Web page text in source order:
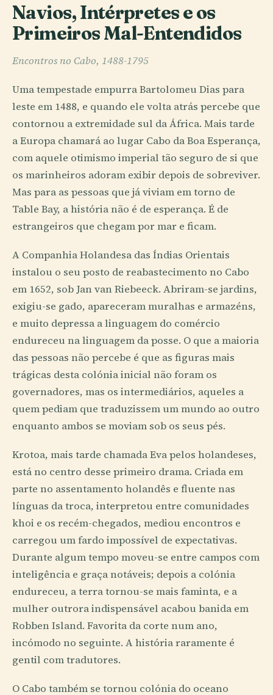
Navios, Intérpretes e os
Primeiros Mal-Entendidos
Encontros no Cabo, 1488-1795
Uma tempestade empurra Bartolomeu Dias para
leste em 1488, e quando ele volta atrás percebe que
contornou a extremidade sul da África. Mais tarde
a Europa chamará ao lugar Cabo da Boa Esperança,
com aquele otimismo imperial tão seguro de si que
os marinheiros adoram exibir depois de sobreviver.
Mas para as pessoas que já viviam em torno de
Table Bay, a história não é de esperança. É de
estrangeiros que chegam por mar e ficam.
A Companhia Holandesa das Índias Orientais
instalou o seu posto de reabastecimento no Cabo
em 1652, sob Jan van Riebeeck. Abriram-se jardins,
exigiu-se gado, apareceram muralhas e armazéns,
e muito depressa a linguagem do comércio
endureceu na linguagem da posse. O que a maioria
das pessoas não percebe é que as figuras mais
trágicas desta colónia inicial não foram os
governadores, mas os intermediários, aqueles a
quem pediam que traduzissem um mundo ao outro
enquanto ambos se moviam sob os seus pés.
Krotoa, mais tarde chamada Eva pelos holandeses,
está no centro desse primeiro drama. Criada em
parte no assentamento holandês e fluente nas
línguas da troca, interpretou entre comunidades
khoi e os recém-chegados, mediou encontros e
carregou um fardo impossível de expectativas.
Durante algum tempo moveu-se entre campos com
inteligência e graça notáveis; depois a colónia
endureceu, a terra tornou-se mais faminta, e a
mulher outrora indispensável acabou banida em
Robben Island. Favorita da corte num ano,
incómodo no seguinte. A história raramente é
gentil com tradutores.
O Cabo também se tornou colónia do oceano